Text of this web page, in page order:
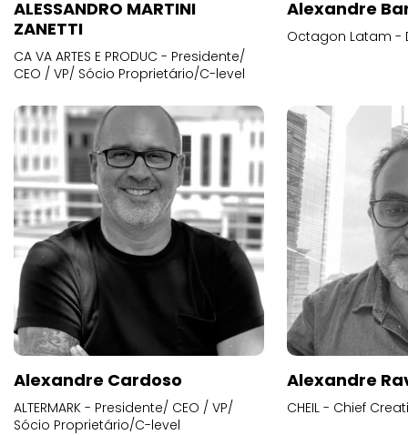
ALESSANDRO MARTINI
ZANETTI
CA VA ARTES E PRODUC - Presidente/
CEO / VP/ Sócio Proprietário/C-level
Alexandre
Octagon Latam -
Alexandre Cardoso
ALTERMARK - Presidente/ CEO / VP/
Sócio Proprietário/C-level
Alexandre
CHEIL - Chief